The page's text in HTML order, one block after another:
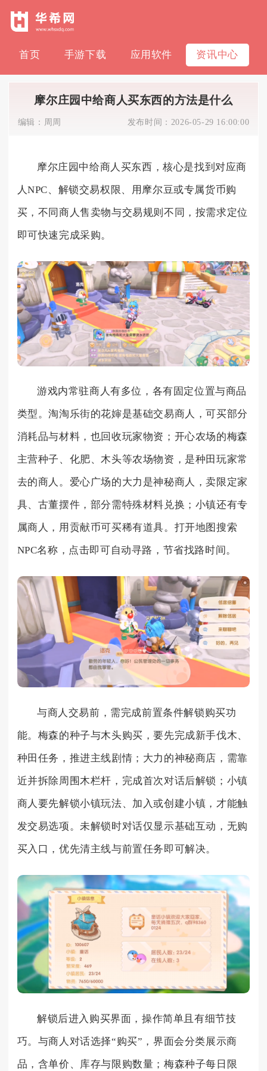
首页 手游下载 应用软件 资讯中心
摩尔庄园中给商人买东西的方法是什么
编辑： 周周 发布时间： 2026-05-29 16:00:00
摩尔庄园中给商人买东西，核心是找到对应商
人NPC、解锁交易权限、用摩尔豆或专属货币购
买，不同商人售卖物与交易规则不同，按需求定位
即可快速完成采购。
游戏内常驻商人有多位，各有固定位置与商品
类型。淘淘乐街的花婶是基础交易商人，可买部分
消耗品与材料，也回收玩家物资；开心农场的梅森
主营种子、化肥、木头等农场物资，是种田玩家常
去的商人。爱心广场的大力是神秘商人，卖限定家
具、古董摆件，部分需特殊材料兑换；小镇还有专
属商人，用贡献币可买稀有道具。打开地图搜索
NPC名称，点击即可自动寻路，节省找路时间。
与商人交易前，需完成前置条件解锁购买功
能。梅森的种子与木头购买，要先完成新手伐木、
种田任务，推进主线剧情；大力的神秘商店，需靠
近并拆除周围木栏杆，完成首次对话后解锁；小镇
商人要先解锁小镇玩法、加入或创建小镇，才能触
发交易选项。未解锁时对话仅显示基础互动，无购
买入口，优先清主线与前置任务即可解决。
解锁后进入购买界面，操作简单且有细节技
巧。与商人对话选择“购买”，界面会分类展示商
品，含单价、库存与限购数量；梅森种子每日限